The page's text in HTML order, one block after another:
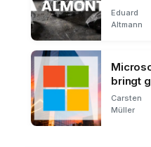
und
Eduard
Altmann
bringt
der
Carsten
Müller